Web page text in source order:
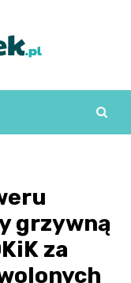
grzywną
za